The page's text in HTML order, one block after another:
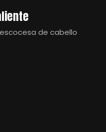
de cabello